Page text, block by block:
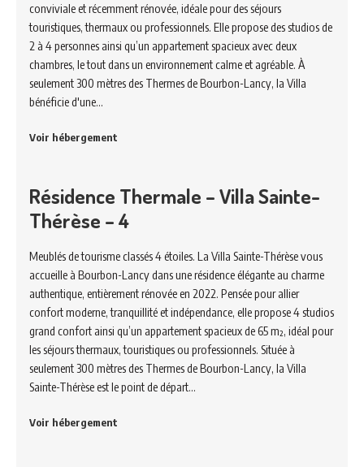
conviviale et récemment rénovée, idéale pour des séjours
touristiques, thermaux ou professionnels. Elle propose des studios de
2 à 4 personnes ainsi qu’un appartement spacieux avec deux
chambres, le tout dans un environnement calme et agréable. À
seulement 300 mètres des Thermes de Bourbon-Lancy, la Villa
bénéficie d'une…
Voir hébergement
Résidence Thermale – Villa Sainte-
Thérèse – 4
Meublés de tourisme classés 4 étoiles. La Villa Sainte-Thérèse vous
accueille à Bourbon-Lancy dans une résidence élégante au charme
authentique, entièrement rénovée en 2022. Pensée pour allier
confort moderne, tranquillité et indépendance, elle propose 4 studios
grand confort ainsi qu’un appartement spacieux de 65 m², idéal pour
les séjours thermaux, touristiques ou professionnels. Située à
seulement 300 mètres des Thermes de Bourbon-Lancy, la Villa
Sainte-Thérèse est le point de départ…
Voir hébergement